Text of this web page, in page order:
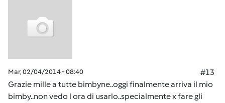
Mar, 02/04/2014 - 08:40
#13
Grazie mille a tutte bimbyne..oggi finalmente arriva il mio
bimby..non vedo l ora di usarlo..specialmente x fare gli